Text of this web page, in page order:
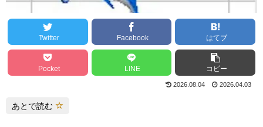
Twitter Facebook はてブ
Pocket LINE コピー
2026.08.04 2026.04.03
あとで読む